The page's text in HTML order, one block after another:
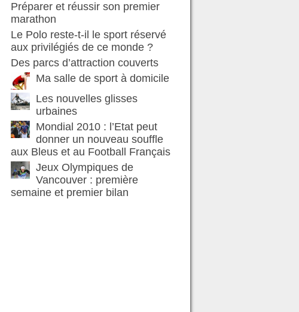
Préparer et réussir son premier
marathon
Le Polo reste-t-il le sport réservé
aux privilégiés de ce monde ?
Des parcs d’attraction couverts
Ma salle de sport à domicile
Les nouvelles glisses
urbaines
Mondial 2010 : l’Etat peut
donner un nouveau souffle
aux Bleus et au Football Français
Jeux Olympiques de
Vancouver : première
semaine et premier bilan